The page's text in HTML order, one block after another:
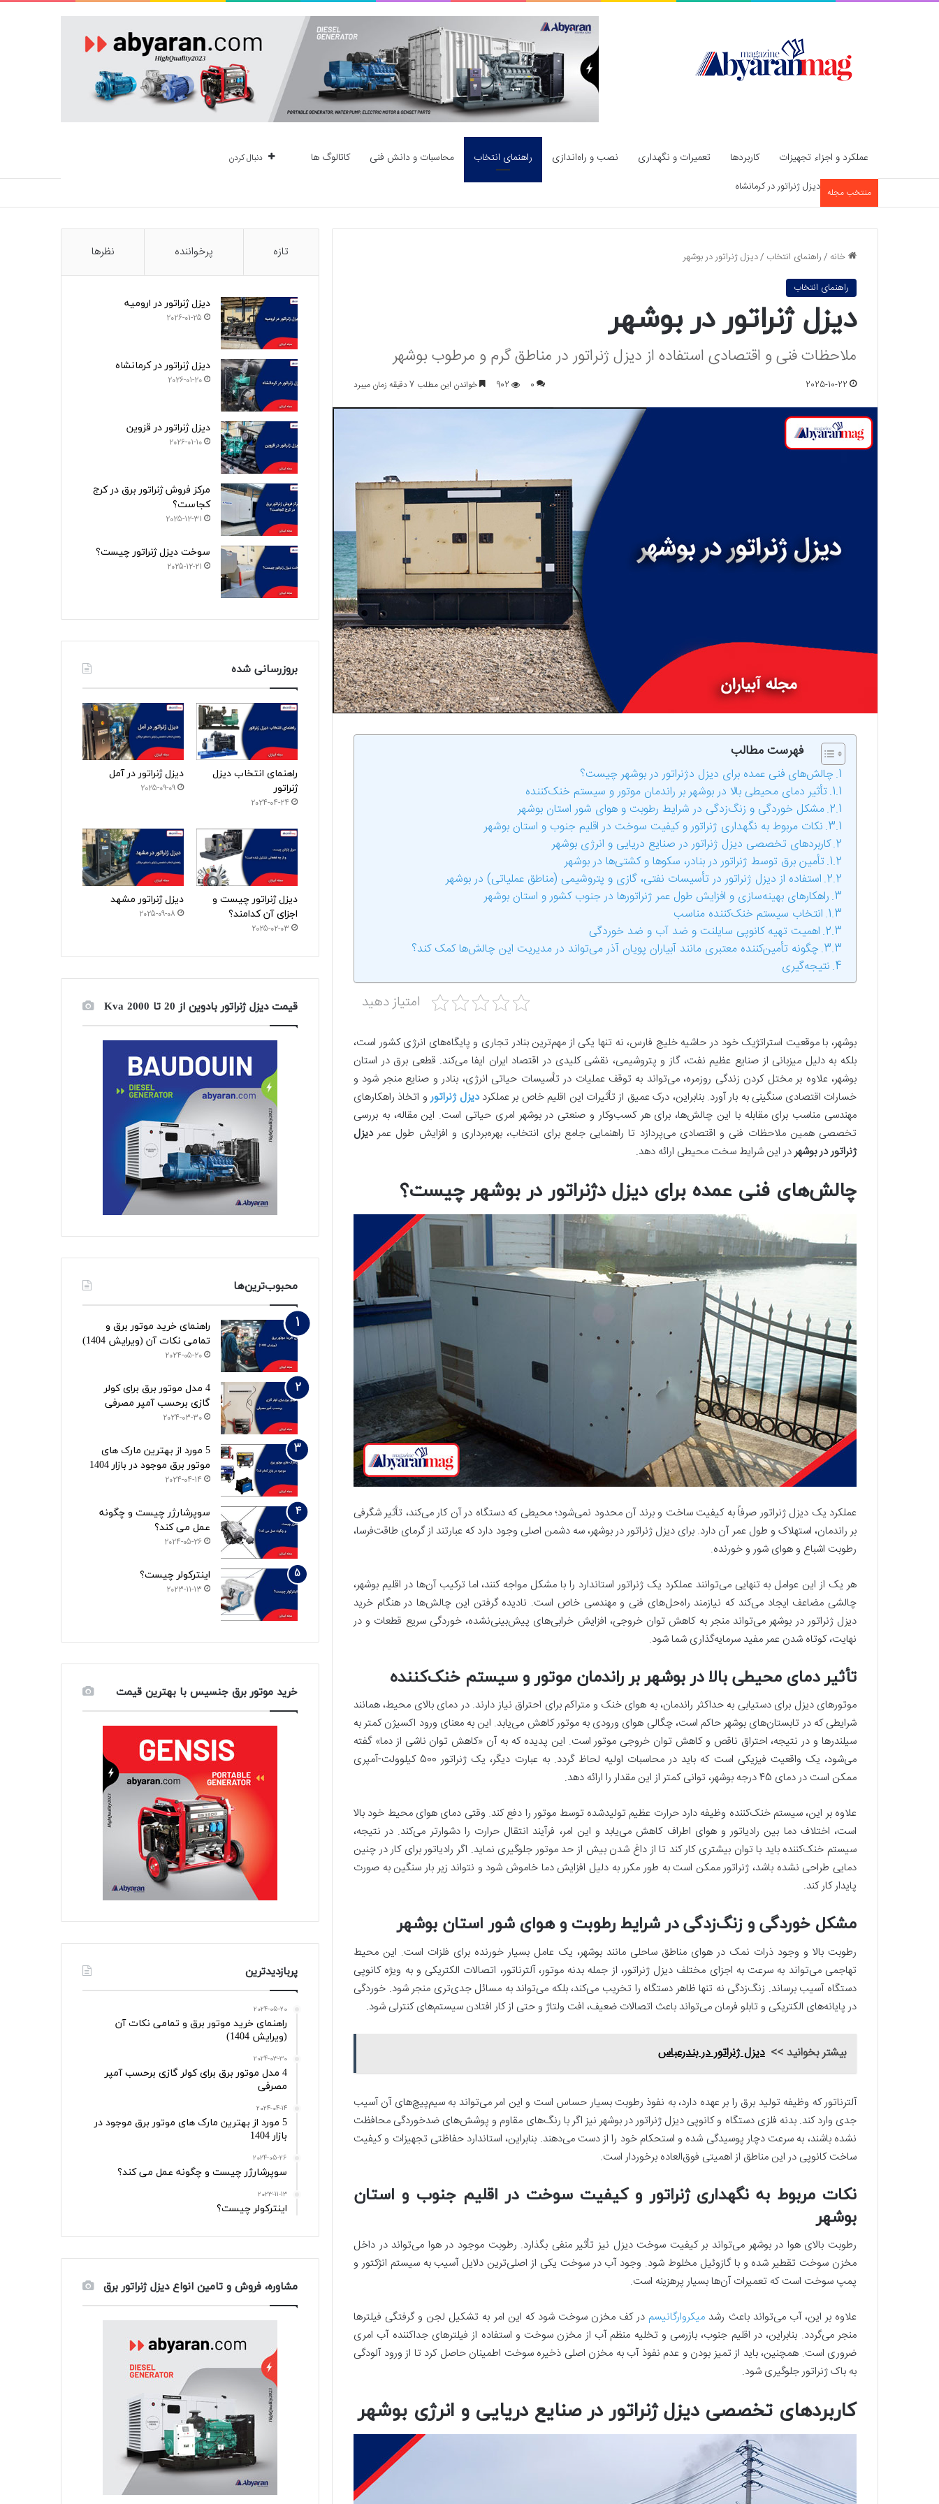
عملکرد و اجزاء تجهیزات کاربردها تعمیرات و نگهداری نصب و راه‌اندازی راهنمای انتخاب محاسبات و دانش فنی کاتالوگ ها دنبال کردن
منتخب مجله دیزل ژنراتور در قزوین
خانه /راهنمای انتخاب /دیزل ژنراتور در بوشهر
راهنمای انتخاب
دیزل ژنراتور در بوشهر
ملاحظات فنی و اقتصادی استفاده از دیزل ژنراتور در مناطق گرم و مرطوب بوشهر
2025-10-22
0
902 خواندن این مطلب 7 دقیقه زمان میبرد
فهرست مطالب
چالش‌های فنی عمده برای دیزل دژنراتور در بوشهر چیست؟
تأثیر دمای محیطی بالا در بوشهر بر راندمان موتور و سیستم خنک‌کننده
مشکل خوردگی و زنگ‌زدگی در شرایط رطوبت و هوای شور استان بوشهر
نکات مربوط به نگهداری ژنراتور و کیفیت سوخت در اقلیم جنوب و استان بوشهر
کاربردهای تخصصی دیزل ژنراتور در صنایع دریایی و انرژی بوشهر
تأمین برق توسط ژنراتور در بنادر، سکوها و کشتی‌ها در بوشهر
استفاده از دیزل ژنراتور در تأسیسات نفتی، گازی و پتروشیمی (مناطق عملیاتی) در بوشهر
راهکارهای بهینه‌سازی و افزایش طول عمر ژنراتورها در جنوب کشور و استان بوشهر
انتخاب سیستم خنک‌کننده مناسب
اهمیت تهیه کانوپی سایلنت و ضد آب و ضد خوردگی
چگونه تأمین‌کننده معتبری مانند آبیاران پویان آذر می‌تواند در مدیریت این چالش‌ها کمک کند؟
نتیجه‌گیری
امتیاز دهید
بوشهر، با موقعیت استراتژیک خود در حاشیه خلیج فارس، نه تنها یکی از مهم‌ترین بنادر تجاری و پایگاه‌های انرژی کشور است،
بلکه به دلیل میزبانی از صنایع عظیم نفت، گاز و پتروشیمی، نقشی کلیدی در اقتصاد ایران ایفا می‌کند. قطعی برق در استان
بوشهر، علاوه بر مختل کردن زندگی روزمره، می‌تواند به توقف عملیات در تأسیسات حیاتی انرژی، بنادر و صنایع منجر شود و
خسارات اقتصادی سنگینی به بار آورد. بنابراین، درک عمیق از تأثیرات این اقلیم خاص بر عملکرددیزل ژنراتورو اتخاذ راهکارهای
مهندسی مناسب برای مقابله با این چالش‌ها، برای هر کسب‌وکار و صنعتی در بوشهر امری حیاتی است. این مقاله، به بررسی
تخصصی همین ملاحظات فنی و اقتصادی می‌پردازد تا راهنمایی جامع برای انتخاب، بهره‌برداری و افزایش طول عمردیزل
ژنراتور در بوشهردر این شرایط سخت محیطی ارائه دهد.
چالش‌های فنی عمده برای دیزل دژنراتور در بوشهر چیست؟
عملکرد یک دیزل ژنراتور صرفاً به کیفیت ساخت و برند آن محدود نمی‌شود؛ محیطی که دستگاه در آن کار می‌کند، تأثیر شگرفی
بر راندمان، استهلاک و طول عمر آن دارد. برای دیزل ژنراتور در بوشهر، سه دشمن اصلی وجود دارد که عبارتند از گرمای طاقت‌فرسا،
رطوبت اشباع و هوای شور و خورنده.
هر یک از این عوامل به تنهایی می‌توانند عملکرد یک ژنراتور استاندارد را با مشکل مواجه کنند، اما ترکیب آن‌ها در اقلیم بوشهر،
چالشی مضاعف ایجاد می‌کند که نیازمند راه‌حل‌های فنی و مهندسی خاص است. نادیده گرفتن این چالش‌ها در هنگام خرید
دیزل ژنراتور در بوشهر می‌تواند منجر به کاهش توان خروجی، افزایش خرابی‌های پیش‌بینی‌نشده، خوردگی سریع قطعات و در
نهایت، کوتاه شدن عمر مفید سرمایه‌گذاری شما شود.
تأثیر دمای محیطی بالا در بوشهر بر راندمان موتور و سیستم خنک‌کننده
موتورهای دیزل برای دستیابی به حداکثر راندمان، به هوای خنک و متراکم برای احتراق نیاز دارند. در دمای بالای محیط، همانند
شرایطی که در تابستان‌های بوشهر حاکم است، چگالی هوای ورودی به موتور کاهش می‌یابد. این به معنای ورود اکسیژن کمتر به
سیلندرها و در نتیجه، احتراق ناقص‌ و کاهش توان خروجی موتور است. این پدیده که به آن «کاهش توان ناشی از دما» گفته
می‌شود، یک واقعیت فیزیکی است که باید در محاسبات اولیه لحاظ گردد. به عبارت دیگر، یک ژنراتور 500 کیلوولت-آمپری
ممکن است در دمای 45 درجه بوشهر، توانی کمتر از این مقدار را ارائه دهد.
علاوه بر این، سیستم خنک‌کننده وظیفه دارد حرارت عظیم تولیدشده توسط موتور را دفع کند. وقتی دمای هوای محیط خود بالا
است، اختلاف دما بین رادیاتور و هوای اطراف کاهش می‌یابد و این امر، فرآیند انتقال حرارت را دشوارتر می‌کند. در نتیجه،
سیستم خنک‌کننده باید با توان بیشتری کار کند تا از داغ شدن بیش از حد موتور جلوگیری نماید. اگر رادیاتور برای کار در چنین
دمایی طراحی نشده باشد، ژنراتور ممکن است به طور مکرر به دلیل افزایش دما خاموش شود و نتواند زیر بار سنگین به صورت
پایدار کار کند.
مشکل خوردگی و زنگ‌زدگی در شرایط رطوبت و هوای شور استان بوشهر
رطوبت بالا و وجود ذرات نمک در هوای مناطق ساحلی مانند بوشهر، یک عامل بسیار خورنده برای فلزات است. این محیط
تهاجمی می‌تواند به سرعت به اجزای مختلف دیزل ژنراتور، از جمله بدنه موتور، آلترناتور، اتصالات الکتریکی و به ویژه کانوپی
دستگاه آسیب برساند. زنگ‌زدگی نه تنها ظاهر دستگاه را تخریب می‌کند، بلکه می‌تواند به مسائل جدی‌تری منجر شود. خوردگی
در پایانه‌های الکتریکی و تابلو فرمان می‌تواند باعث اتصالات ضعیف، افت ولتاژ و حتی از کار افتادن سیستم‌های کنترلی شود.
بیشتر بخوانید >> دیزل ژنراتور در بندرعباس
آلترناتور که وظیفه تولید برق را بر عهده دارد، به نفوذ رطوبت بسیار حساس است و این امر می‌تواند به سیم‌پیچ‌های آن آسیب
جدی وارد کند. بدنه فلزی دستگاه و کانوپی دیزل ژنراتور در بوشهر نیز اگر با رنگ‌های مقاوم و پوشش‌های ضدخوردگی محافظت
نشده باشند، به سرعت دچار پوسیدگی شده و استحکام خود را از دست می‌دهند. بنابراین، استاندارد حفاظتی تجهیزات و کیفیت
ساخت کانوپی در این مناطق از اهمیتی فوق‌العاده‌ برخوردار است.
نکات مربوط به نگهداری ژنراتور و کیفیت سوخت در اقلیم جنوب و استان
بوشهر
رطوبت بالای هوا در بوشهر می‌تواند بر کیفیت سوخت دیزل نیز تأثیر منفی بگذارد. رطوبت موجود در هوا می‌تواند در داخل
مخزن سوخت تقطیر شده و با گازوئیل مخلوط شود. وجود آب در سوخت یکی از اصلی‌ترین دلایل آسیب به سیستم انژکتور و
پمپ سوخت است که تعمیرات آن‌ها بسیار پرهزینه است.
علاوه بر این، آب می‌تواند باعث رشد میکروارگانیسم‌ در کف مخزن سوخت شود که این امر به تشکیل لجن و گرفتگی فیلترها
منجر می‌گردد. بنابراین، در اقلیم جنوب، بازرسی و تخلیه منظم آب از مخزن سوخت و استفاده از فیلترهای جداکننده آب امری
ضروری است. همچنین، باید از تمیز بودن و عدم نفوذ آب به مخزن اصلی ذخیره سوخت اطمینان حاصل کرد تا از ورود آلودگی
به باک ژنراتور جلوگیری شود.
کاربردهای تخصصی دیزل ژنراتور در صنایع دریایی و انرژی بوشهر
تازه پرخواننده نظرها
دیزل ژنراتور در ارومیه
2026-01-25
دیزل ژنراتور در کرمانشاه
2026-01-20
دیزل ژنراتور در قزوین
2026-01-10
مرکز فروش ژنراتور برق در کرج
کجاست؟
2025-12-31
سوخت دیزل ژنراتور چیست؟
2025-12-21
بروزرسانی شده
راهنمای انتخاب دیزل
ژنراتور
2024-04-24
دیزل ژنراتور در آمل
2025-09-09
دیزل ژنراتور چیست و
اجزای آن کدامند؟
2025-02-03
دیزل ژنراتور مشهد
2025-09-08
قیمت دیزل ژنراتور بادوین از 20 تا 2000 Kva
محبوب‌ترین‌ها
راهنمای خرید موتور برق و
تمامی نکات آن (ویرایش 1404)
2024-05-20
4 مدل موتور برق برای کولر
گازی برحسب آمپر مصرفی
2024-03-30
5 مورد از بهترین مارک های
موتور برق موجود در بازار 1404
2024-04-14
سوپرشارژر چیست و چگونه
عمل می کند؟
2024-05-26
اینترکولر چیست؟
2023-11-13
خرید موتور برق جنسیس با بهترین قیمت
پربازدیدترین
2024-05-20
راهنمای خرید موتور برق و تمامی نکات آن
(ویرایش 1404)
2024-03-30
4 مدل موتور برق برای کولر گازی برحسب آمپر
مصرفی
2024-04-14
5 مورد از بهترین مارک های موتور برق موجود در
بازار 1404
2024-05-26
سوپرشارژر چیست و چگونه عمل می کند؟
2023-11-13
اینترکولر چیست؟
مشاوره، فروش و تامین انواع دیزل ژنراتور برق